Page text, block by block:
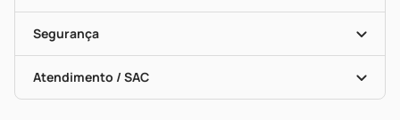
Cupons E Ofertas
Black Friday
Alomed
Formas De Pagamento
Troca E Devolução
Bulas De A A Z
Políticas De Marketplace
Vacinas
Serviços Farmacêuticos
Testes Rápidos
Autoteste Covid-19
Vacinas
Segurança
Certificado De Segurança
Portal Da Privacidade
Atendimento / SAC
WhatsApp (47) 9202-1687